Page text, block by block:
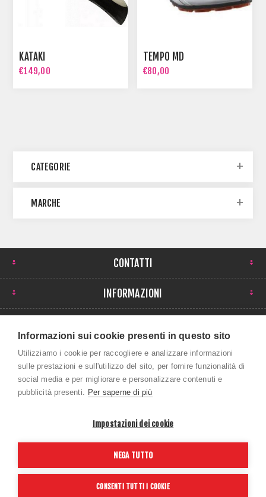
KATAKI
€149,00
TEMPO MD
€80,00
CATEGORIE
MARCHE
CONTATTI
INFORMAZIONI
NEWSLETTER
Copyright © 2026 ROBI SPORT SRL. Tutti i diritti
riservati P.Iva 01043390259
Powered bynopCommerce
Informazioni sui cookie presenti in questo sito
Utilizziamo i cookie per raccogliere e analizzare informazioni
sulle prestazioni e sull'utilizzo del sito, per fornire funzionalità di
social media e per migliorare e personalizzare contenuti e
pubblicità presenti. Per saperne di più
Impostazioni dei cookie
NEGA TUTTO
CONSENTI TUTTI I COOKIE